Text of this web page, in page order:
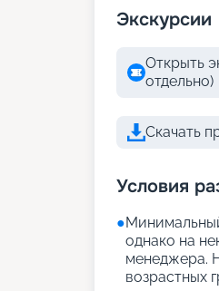
Экскурсии
Открыть
отдельно)
Скачать
Условия
●
однако на
менеджера.
возрастных